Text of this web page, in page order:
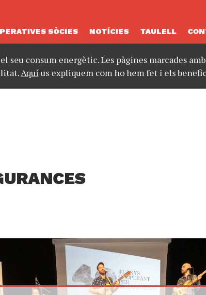
SÒCIES NOTÍCIES TAULELL
consum energètic. Les pàgines marcades
Aquíus expliquem com ho hem fet i els